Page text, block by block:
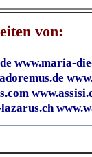
von:
www.maria-